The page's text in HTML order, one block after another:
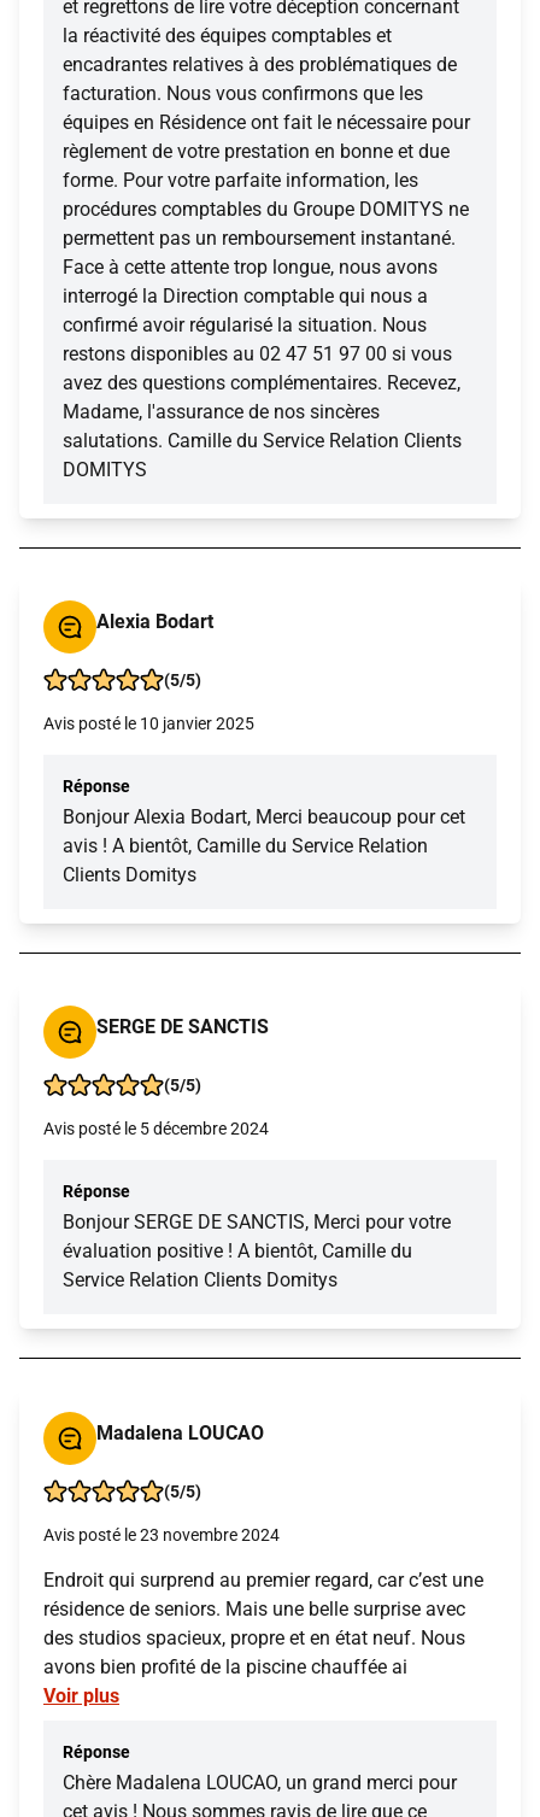
et regrettons de lire votre déception concernant
la réactivité des équipes comptables et
encadrantes relatives à des problématiques de
facturation. Nous vous confirmons que les
équipes en Résidence ont fait le nécessaire pour
règlement de votre prestation en bonne et due
forme. Pour votre parfaite information, les
procédures comptables du Groupe DOMITYS ne
permettent pas un remboursement instantané.
Face à cette attente trop longue, nous avons
interrogé la Direction comptable qui nous a
confirmé avoir régularisé la situation. Nous
restons disponibles au 02 47 51 97 00 si vous
avez des questions complémentaires. Recevez,
Madame, l'assurance de nos sincères
salutations. Camille du Service Relation Clients
DOMITYS
Alexia Bodart
(5/5)
Avis posté le 10 janvier 2025
Réponse
Bonjour Alexia Bodart, Merci beaucoup pour cet
avis ! A bientôt, Camille du Service Relation
Clients Domitys
SERGE DE SANCTIS
(5/5)
Avis posté le 5 décembre 2024
Réponse
Bonjour SERGE DE SANCTIS, Merci pour votre
évaluation positive ! A bientôt, Camille du
Service Relation Clients Domitys
Madalena LOUCAO
(5/5)
Avis posté le 23 novembre 2024
Endroit qui surprend au premier regard, car c’est une
résidence de seniors. Mais une belle surprise avec
des studios spacieux, propre et en état neuf. Nous
avons bien profité de la piscine chauffée ai
Voir plus
Réponse
Chère Madalena LOUCAO, un grand merci pour
cet avis ! Nous sommes ravis de lire que ce